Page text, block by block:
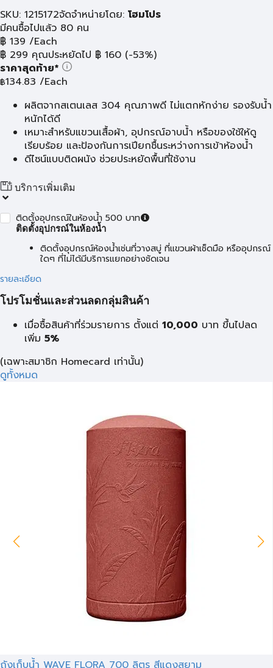
SKU: 1215172จัดจำหน่ายโดย: โฮมโปร
มีคนซื้อไปแล้ว 80 คน
฿ 139 /Each
฿ 299 คุณประหยัดไป ฿ 160 (-53%)
ราคาสุดท้าย*
฿134.83 /Each
ผลิตจากสเตนเลส 304 คุณภาพดี ไม่แตกหักง่าย รองรับน้ำ
หนักได้ดี
เหมาะสำหรับแขวนเสื้อผ้า, อุปกรณ์อาบน้ำ หรือของใช้ให้ดู
เรียบร้อย และป้องกันการเปียกชื้นระหว่างการเข้าห้องน้ำ
ดีไซน์แบบติดผนัง ช่วยประหยัดพื้นที่ใช้งาน
บริการเพิ่มเติม
ติดตั้งอุปกรณ์ในห้องน้ำ 500 บาท
ติดตั้งอุปกรณ์ในห้องน้ำ
ติดตั้งอุปกรณ์ห้องน้ำเช่นที่วางสบู่ ที่แขวนผ้าเช็ดมือ หรืออุปกรณ์
ใดๆ ที่ไม่ได้มีบริการแยกอย่างชัดเจน
รายละเอียด
โปรโมชั่นและส่วนลดกลุ่มสินค้า
เมื่อซื้อสินค้าที่ร่วมรายการ ตั้งแต่ 10,000 บาท ขึ้นไปลด
เพิ่ม 5%
(เฉพาะสมาชิก Homecard เท่านั้น)
ดูทั้งหมด
ถังเก็บน้ำ WAVE FLORA 700 ลิตร สีแดงสยาม